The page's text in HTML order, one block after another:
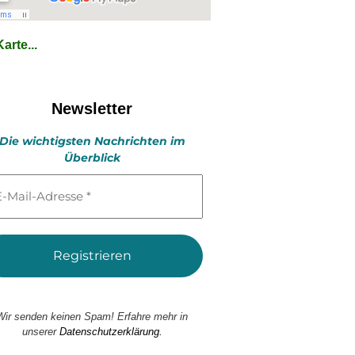
Newsletter
Die wichtigsten Nachrichten im
Überblick
senden keinen Spam! Erfahre mehr in
unserer Datenschutzerklärung.